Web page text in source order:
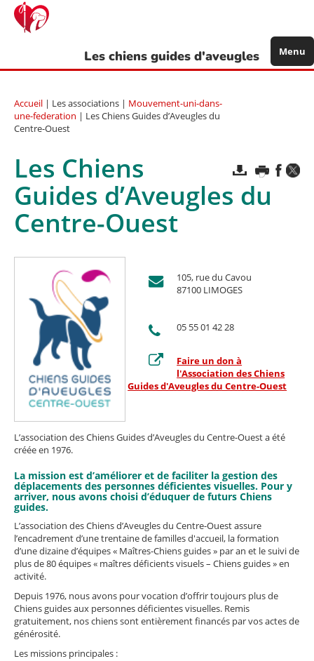
Aller
contenu
Les chiens guides d'aveugles Menu
Accueil | Les associations | Mouvement-uni-dans-
une-federation | Les Chiens Guides d’Aveugles du
Centre-Ouest
Les Chiens
Guides d’Aveugles du
Centre-Ouest
105, rue du Cavou
87100 LIMOGES
05 55 01 42 28
Faire un don à
l'Association des Chiens
Guides d'Aveugles du Centre-Ouest
L’association des Chiens Guides d’Aveugles du Centre-Ouest a été
créée en 1976.
La mission est d’améliorer et de faciliter la gestion des
déplacements des personnes déficientes visuelles. Pour y
arriver, nous avons choisi d’éduquer de futurs Chiens
guides.
L’association des Chiens d’Aveugles du Centre-Ouest assure
l’encadrement d’une trentaine de familles d'accueil, la formation
d’une dizaine d’équipes « Maîtres-Chiens guides » par an et le suivi de
plus de 80 équipes « maîtres déficients visuels – Chiens guides » en
activité.
Depuis 1976, nous avons pour vocation d’offrir toujours plus de
Chiens guides aux personnes déficientes visuelles. Remis
gratuitement, nos chiens sont entièrement financés par vos actes de
générosité.
Les missions principales :